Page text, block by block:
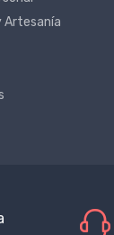
Artesanía